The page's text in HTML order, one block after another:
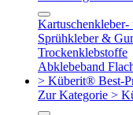
Kartuschenkleber-
Sprühkleber &
Trockenklebstoffe
Abklebeband
> Küberit® Best-
Zur Kategorie >